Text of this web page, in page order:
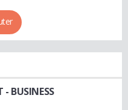
- BUSINESS